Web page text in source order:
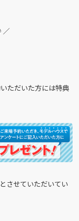
／
ただいた方には特典
させていただいてい